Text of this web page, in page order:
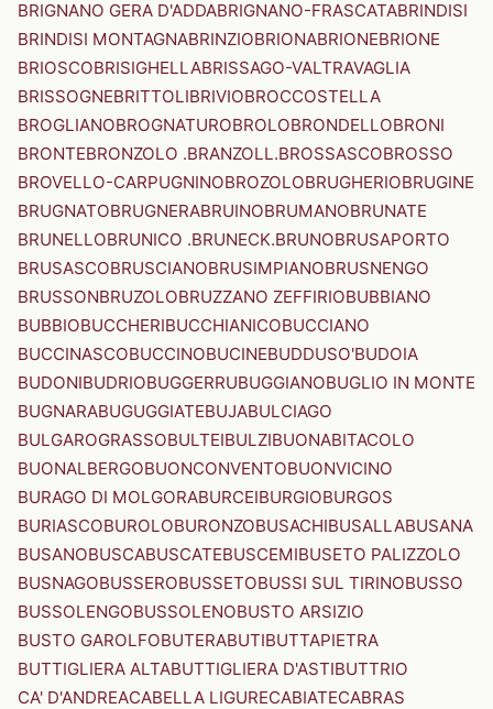
BRIGNANO GERA D'ADDABRIGNANO-FRASCATABRINDISI
BRINDISI MONTAGNABRINZIOBRIONABRIONEBRIONE
BRIOSCOBRISIGHELLABRISSAGO-VALTRAVAGLIA
BRISSOGNEBRITTOLIBRIVIOBROCCOSTELLA
BROGLIANOBROGNATUROBROLOBRONDELLOBRONI
BRONTEBRONZOLO .BRANZOLL.BROSSASCOBROSSO
BROVELLO-CARPUGNINOBROZOLOBRUGHERIOBRUGINE
BRUGNATOBRUGNERABRUINOBRUMANOBRUNATE
BRUNELLOBRUNICO .BRUNECK.BRUNOBRUSAPORTO
BRUSASCOBRUSCIANOBRUSIMPIANOBRUSNENGO
BRUSSONBRUZOLOBRUZZANO ZEFFIRIOBUBBIANO
BUBBIOBUCCHERIBUCCHIANICOBUCCIANO
BUCCINASCOBUCCINOBUCINEBUDDUSO'BUDOIA
BUDONIBUDRIOBUGGERRUBUGGIANOBUGLIO IN MONTE
BUGNARABUGUGGIATEBUJABULCIAGO
BULGAROGRASSOBULTEIBULZIBUONABITACOLO
BUONALBERGOBUONCONVENTOBUONVICINO
BURAGO DI MOLGORABURCEIBURGIOBURGOS
BURIASCOBUROLOBURONZOBUSACHIBUSALLABUSANA
BUSANOBUSCABUSCATEBUSCEMIBUSETO PALIZZOLO
BUSNAGOBUSSEROBUSSETOBUSSI SUL TIRINOBUSSO
BUSSOLENGOBUSSOLENOBUSTO ARSIZIO
BUSTO GAROLFOBUTERABUTIBUTTAPIETRA
BUTTIGLIERA ALTABUTTIGLIERA D'ASTIBUTTRIO
CA' D'ANDREACABELLA LIGURECABIATECABRAS